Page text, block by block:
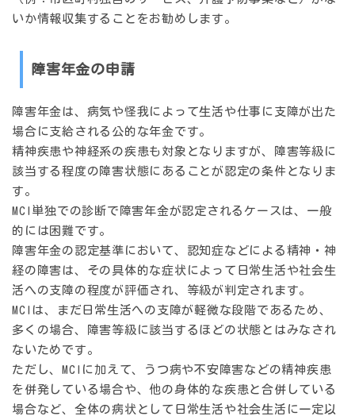
いか情報収集することをお勧めします。
障害年金の申請
障害年金は、病気や怪我によって生活や仕事に支障が出た
場合に支給される公的な年金です。
精神疾患や神経系の疾患も対象となりますが、障害等級に
該当する程度の障害状態にあることが認定の条件となりま
す。
MCI単独での診断で障害年金が認定されるケースは、 一般
的には困難 です。
障害年金の認定基準において、認知症などによる精神・神
経の障害は、その具体的な症状によって日常生活や社会生
活への支障の程度が評価され、等級が判定されます。
MCIは、まだ日常生活への支障が軽微な段階であるため、
多くの場合、障害等級に該当するほどの状態とはみなされ
ないためです。
ただし、MCIに加えて、うつ病や不安障害などの精神疾患
を併発している場合や、他の身体的な疾患と合併している
場合など、全体の病状として日常生活や社会生活に一定以